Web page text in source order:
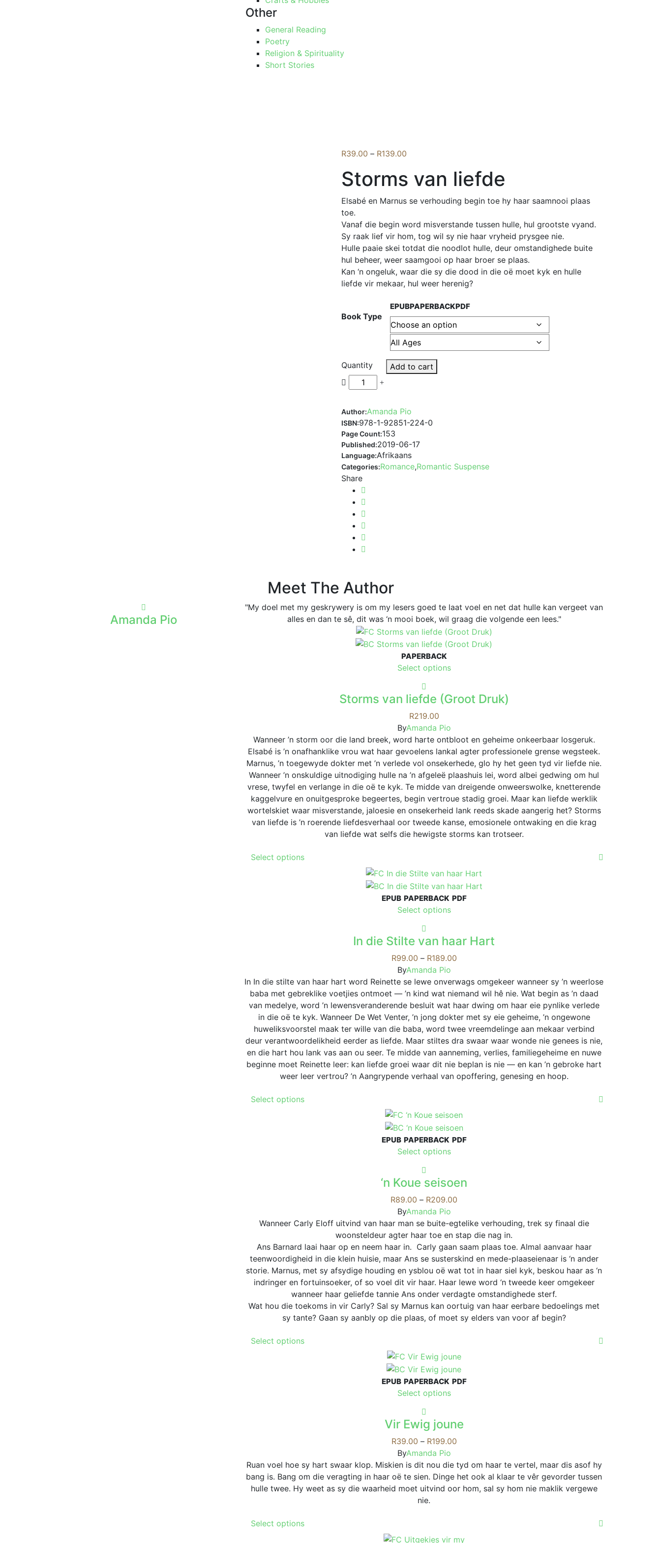
Other
General Reading
Poetry
Religion & Spirituality
Short Stories
R39.00 – R139.00
R39.00
through
R139.00
Storms van liefde
Elsabé en Marnus se verhouding begin toe hy haar saamnooi plaas
toe.
Vanaf die begin word misverstande tussen hulle, hul grootste vyand.
Sy raak lief vir hom, tog wil sy nie haar vryheid prysgee nie.
Hulle paaie skei totdat die noodlot hulle, deur omstandighede buite
hul beheer, weer saamgooi op haar broer se plaas.
Kan ‘n ongeluk, waar die sy die dood in die oë moet kyk en hulle
liefde vir mekaar, hul weer herenig?
Book Type
EPUBPAPERBACKPDF
Quantity Add to cart
Author:Amanda Pio
ISBN:978-1-92851-224-0
Page Count:153
Published:2019-06-17
Language:Afrikaans
Categories:Romance,Romantic Suspense
Share
Meet The Author
Amanda Pio
"My doel met my geskrywery is om my lesers goed te laat voel en net dat hulle kan vergeet van
alles en dan te sê, dit was ‘n mooi boek, wil graag die volgende een lees."
PAPERBACK
Select optionsThis
multiple
The
options
may
be
chosen
on
the
product
page
Storms van liefde (Groot Druk)
R219.00
ByAmanda Pio
Wanneer ’n storm oor die land breek, word harte ontbloot en geheime onkeerbaar losgeruk.
Elsabé is ’n onafhanklike vrou wat haar gevoelens lankal agter professionele grense wegsteek.
Marnus, ’n toegewyde dokter met ’n verlede vol onsekerhede, glo hy het geen tyd vir liefde nie.
Wanneer ’n onskuldige uitnodiging hulle na ’n afgeleë plaashuis lei, word albei gedwing om hul
vrese, twyfel en verlange in die oë te kyk. Te midde van dreigende onweerswolke, knetterende
kaggelvure en onuitgesproke begeertes, begin vertroue stadig groei. Maar kan liefde werklik
wortelskiet waar misverstande, jaloesie en onsekerheid lank reeds skade aangerig het? Storms
van liefde is ’n roerende liefdesverhaal oor tweede kanse, emosionele ontwaking en die krag
van liefde wat selfs die hewigste storms kan trotseer.
Select options
the
product
page
EPUB PAPERBACK PDF
Select optionsThis
multiple
variants.
The
options
may
be
chosen
on
the
product
page
In die Stilte van haar Hart
R99.00 – R189.00Price
R99.00
through
R189.00
ByAmanda Pio
In In die stilte van haar hart word Reinette se lewe onverwags omgekeer wanneer sy ’n weerlose
baba met gebreklike voetjies ontmoet — ’n kind wat niemand wil hê nie. Wat begin as ’n daad
van medelye, word ’n lewensveranderende besluit wat haar dwing om haar eie pynlike verlede
in die oë te kyk. Wanneer De Wet Venter, ’n jong dokter met sy eie geheime, ’n ongewone
huweliksvoorstel maak ter wille van die baba, word twee vreemdelinge aan mekaar verbind
deur verantwoordelikheid eerder as liefde. Maar stiltes dra swaar waar wonde nie genees is nie,
en die hart hou lank vas aan ou seer. Te midde van aanneming, verlies, familiegeheime en nuwe
beginne moet Reinette leer: kan liefde groei waar dit nie beplan is nie — en kan ’n gebroke hart
weer leer vertrou? ’n Aangrypende verhaal van opoffering, genesing en hoop.
Select options
the
product
page
EPUB PAPERBACK PDF
Select optionsThis
multiple
variants.
The
options
may
be
chosen
on
the
product
page
‘n Koue seisoen
R89.00 – R209.00
R89.00
through
R209.00
ByAmanda Pio
Wanneer Carly Eloff uitvind van haar man se buite-egtelike verhouding, trek sy finaal die
woonsteldeur agter haar toe en stap die nag in.
Ans Barnard laai haar op en neem haar in. Carly gaan saam plaas toe. Almal aanvaar haar
teenwoordigheid in die klein huisie, maar Ans se susterskind en mede-plaaseienaar is ‘n ander
storie. Marnus, met sy afsydige houding en ysblou oë wat tot in haar siel kyk, beskou haar as ‘n
indringer en fortuinsoeker, of so voel dit vir haar. Haar lewe word ‘n tweede keer omgekeer
wanneer haar geliefde tannie Ans onder verdagte omstandighede sterf.
Wat hou die toekoms in vir Carly? Sal sy Marnus kan oortuig van haar eerbare bedoelings met
sy tante? Gaan sy aanbly op die plaas, of moet sy elders van voor af begin?
Select options
the
product
page
EPUB PAPERBACK PDF
Select optionsThis
multiple
variants.
The
options
may
be
Vir Ewig joune
R39.00 – R199.00Price
R39.00
through
R199.00
ByAmanda Pio
Ruan voel hoe sy hart swaar klop. Miskien is dit nou die tyd om haar te vertel, maar dis asof hy
bang is. Bang om die veragting in haar oë te sien. Dinge het ook al klaar te vêr gevorder tussen
hulle twee. Hy weet as sy die waarheid moet uitvind oor hom, sal sy hom nie maklik vergewe
nie.
Select options